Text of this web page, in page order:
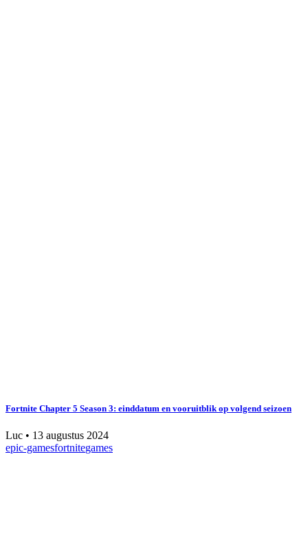
Fortnite Chapter 5 Season 3: einddatum en vooruitblik op volgend seizoen
Luc • 13 augustus 2024
epic-gamesfortnitegames